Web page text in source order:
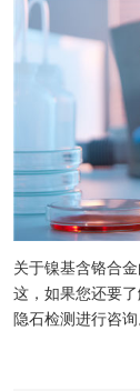
关于镍基含铬合
这，如果您还要
隐石检测进行咨询